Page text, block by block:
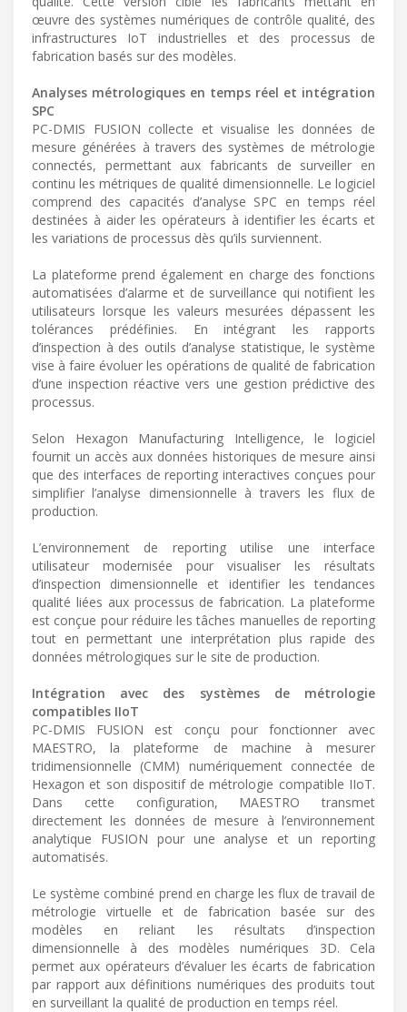
œuvre des systèmes numériques de contrôle qualité, des
infrastructures IoT industrielles et des processus de
fabrication basés sur des modèles.
Analyses métrologiques en temps réel et intégration
SPC
PC-DMIS FUSION collecte et visualise les données de
mesure générées à travers des systèmes de métrologie
connectés, permettant aux fabricants de surveiller en
continu les métriques de qualité dimensionnelle. Le logiciel
comprend des capacités d’analyse SPC en temps réel
destinées à aider les opérateurs à identifier les écarts et
les variations de processus dès qu’ils surviennent.
La plateforme prend également en charge des fonctions
automatisées d’alarme et de surveillance qui notifient les
utilisateurs lorsque les valeurs mesurées dépassent les
tolérances prédéfinies. En intégrant les rapports
d’inspection à des outils d’analyse statistique, le système
vise à faire évoluer les opérations de qualité de fabrication
d’une inspection réactive vers une gestion prédictive des
processus.
Selon Hexagon Manufacturing Intelligence, le logiciel
fournit un accès aux données historiques de mesure ainsi
que des interfaces de reporting interactives conçues pour
simplifier l’analyse dimensionnelle à travers les flux de
production.
L’environnement de reporting utilise une interface
utilisateur modernisée pour visualiser les résultats
d’inspection dimensionnelle et identifier les tendances
qualité liées aux processus de fabrication. La plateforme
est conçue pour réduire les tâches manuelles de reporting
tout en permettant une interprétation plus rapide des
données métrologiques sur le site de production.
Intégration avec des systèmes de métrologie
compatibles IIoT
PC-DMIS FUSION est conçu pour fonctionner avec
MAESTRO, la plateforme de machine à mesurer
tridimensionnelle (CMM) numériquement connectée de
Hexagon et son dispositif de métrologie compatible IIoT.
Dans cette configuration, MAESTRO transmet
directement les données de mesure à l’environnement
analytique FUSION pour une analyse et un reporting
automatisés.
Le système combiné prend en charge les flux de travail de
métrologie virtuelle et de fabrication basée sur des
modèles en reliant les résultats d’inspection
dimensionnelle à des modèles numériques 3D. Cela
permet aux opérateurs d’évaluer les écarts de fabrication
par rapport aux définitions numériques des produits tout
en surveillant la qualité de production en temps réel.